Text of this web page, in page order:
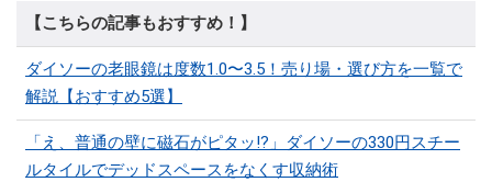
【こちらの記事もおすすめ！】
ダイソーの老眼鏡は度数1.0〜3.5！売り場・選び方を一覧で
解説【おすすめ5選】
「え、普通の壁に磁石がピタッ!?」ダイソーの330円スチー
ルタイルでデッドスペースをなくす収納術